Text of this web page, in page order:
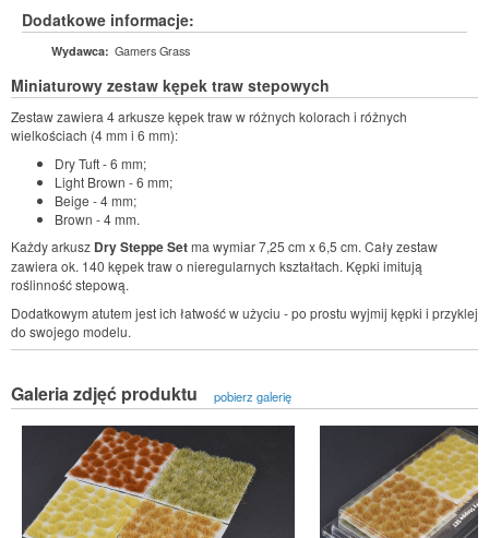
Dodatkowe informacje:
Wydawca: Gamers Grass
Miniaturowy zestaw kępek traw stepowych
Zestaw zawiera 4 arkusze kępek traw w różnych kolorach i różnych
wielkościach (4 mm i 6 mm):
Dry Tuft - 6 mm;
Light Brown - 6 mm;
Beige - 4 mm;
Brown - 4 mm.
Każdy arkusz Dry Steppe Setma wymiar 7,25 cm x 6,5 cm. Cały zestaw
zawiera ok. 140 kępek traw o nieregularnych kształtach. Kępki imitują
roślinność stepową.
Dodatkowym atutem jest ich łatwość w użyciu - po prostu wyjmij kępki i przyklej
do swojego modelu.
Galeria zdjęć produktu pobierz galerię